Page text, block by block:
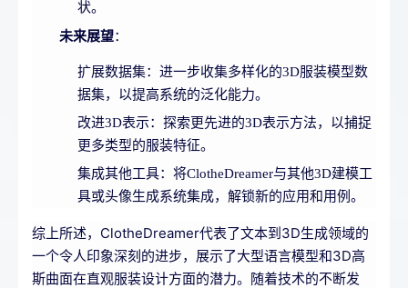
状。
未来展望：
扩展数据集：进一步收集多样化的3D服装模型数
据集，以提高系统的泛化能力。
改进3D表示：探索更先进的3D表示方法，以捕捉
更多类型的服装特征。
集成其他工具：将ClotheDreamer与其他3D建模工
具或头像生成系统集成，解锁新的应用和用例。
综上所述，ClotheDreamer代表了文本到3D生成领域的
一个令人印象深刻的进步，展示了大型语言模型和3D高
斯曲面在直观服装设计方面的潜力。随着技术的不断发